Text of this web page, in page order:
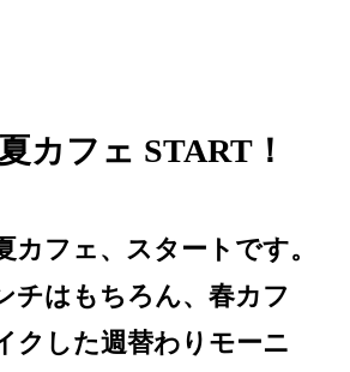
カフェ START！
カフェ、スタートです。
チはもちろん、春カフ
クした週替わりモーニ